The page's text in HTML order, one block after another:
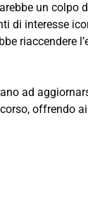
un colpo
di interesse
riaccendere
ad
offrendo